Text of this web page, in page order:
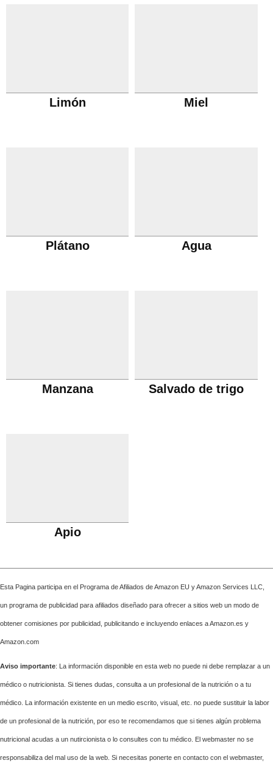
Limón Miel
Plátano Agua
Manzana Salvado de trigo
Apio
Esta Pagina participa en el Programa de Afiliados de Amazon EU y Amazon Services LLC,
un programa de publicidad para afiliados diseñado para ofrecer a sitios web un modo de
obtener comisiones por publicidad, publicitando e incluyendo enlaces a Amazon.es y
Amazon.com
Aviso importante: La información disponible en esta web no puede ni debe remplazar a un
médico o nutricionista. Si tienes dudas, consulta a un profesional de la nutrición o a tu
médico. La información existente en un medio escrito, visual, etc. no puede sustituir la labor
de un profesional de la nutrición, por eso te recomendamos que si tienes algún problema
nutricional acudas a un nutircionista o lo consultes con tu médico. El webmaster no se
responsabiliza del mal uso de la web. Si necesitas ponerte en contacto con el webmaster,